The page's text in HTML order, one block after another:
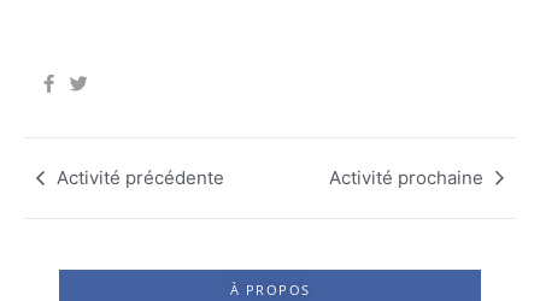
Activité précédente Activité prochaine
À PROPOS